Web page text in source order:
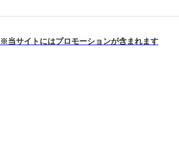
※当サイトにはプロモーションが含まれます